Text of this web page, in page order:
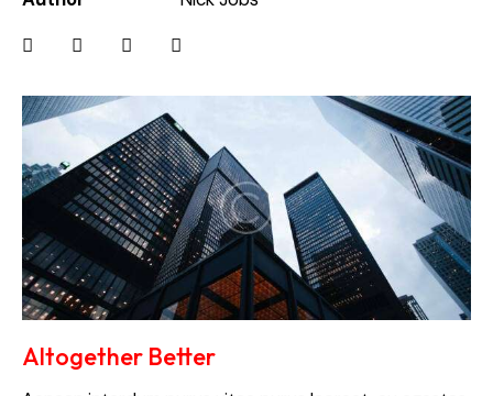
Altogether Better